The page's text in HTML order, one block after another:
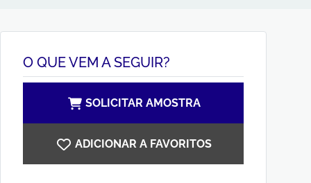
O QUE VEM A SEGUIR?
SOLICITAR AMOSTRA
ADICIONAR A FAVORITOS